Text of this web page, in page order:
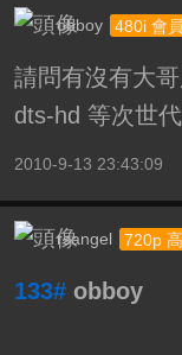
obboy 480i 會員
請問有沒有大
dts-hd 等次世
2010-9-13 23:43:09
rsangel 720p
133# obboy